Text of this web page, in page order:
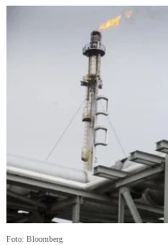
Foto: Bloomberg